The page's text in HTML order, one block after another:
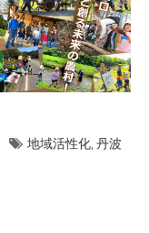
地域活性化 丹波